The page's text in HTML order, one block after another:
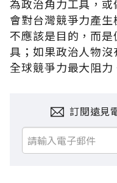
為政治角力工具，
會對台灣競爭力產
不應該是目的，而
具；如果政治人物
全球競爭力最大阻力
訂閱遠見